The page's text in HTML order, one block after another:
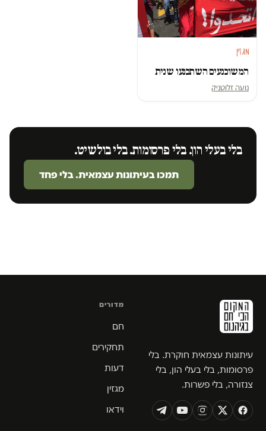
מגזין
המשוכנעים השתכנעו שנית
נועה זלוטניק
בלי בעלי הון. בלי פרסומות. בלי בולשיט.
תמכו בעיתונות עצמאית. בלי פחד
עיתונות עצמאית חוקרת. בלי
פרסומות, בלי בעלי הון, בלי
צנזורה, בלי פשרות.
מדורים
חם
תחקירים
דעות
מגזין
וידאו